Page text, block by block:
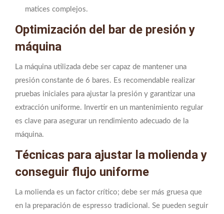
matices complejos.
Optimización del bar de presión y
máquina
La máquina utilizada debe ser capaz de mantener una
presión constante de 6 bares. Es recomendable realizar
pruebas iniciales para ajustar la presión y garantizar una
extracción uniforme. Invertir en un mantenimiento regular
es clave para asegurar un rendimiento adecuado de la
máquina.
Técnicas para ajustar la molienda y
conseguir flujo uniforme
La molienda es un factor crítico; debe ser más gruesa que
en la preparación de espresso tradicional. Se pueden seguir